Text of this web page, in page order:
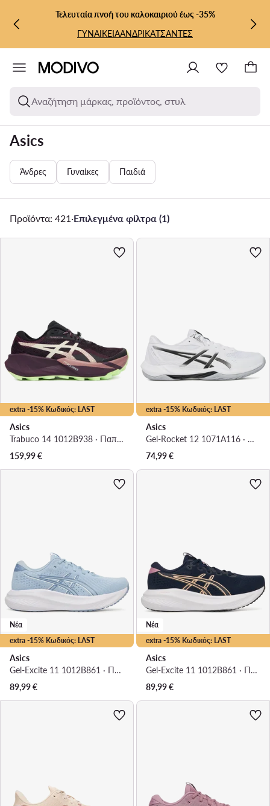
ΜΕΤΆΒΑΣΗ ΣΤΟ ΚΎΡΙΟ ΠΕΡΙΕΧΌΜΕΝΟ
ΜΕΤΆΒΑΣΗ ΣΤΗΝ ΑΝΑΖΉΤΗΣΗ
Τελευταία πνοή του καλοκαιριού έως -35%
ΓΥΝΑΙΚΕΙΑΑΝΔΡΙΚΑΤΣΑΝΤΕΣ
Αναζήτηση μάρκας, προϊόντος, στυλ
Asics
Άνδρες Γυναίκες Παιδιά
Προϊόντα: 421 ·Επιλεγμένα φίλτρα (1)
extra -15% Κωδικός: LAST
Asics
Trabuco 14 1012B938 · Παπούτσια για Τρέξιμο
159,99€
extra -15% Κωδικός: LAST
Asics
Gel-Rocket 12 1071A116 · Παπούτσια Σάλας
74,99€
extra -15% Κωδικός: LAST
Νέα
Asics
Gel-Excite 11 1012B861 · Παπούτσια για Τρέξιμο
89,99€
extra -15% Κωδικός: LAST
Νέα
Asics
Gel-Excite 11 1012B861 · Παπούτσια για Τρέξιμο
89,99€